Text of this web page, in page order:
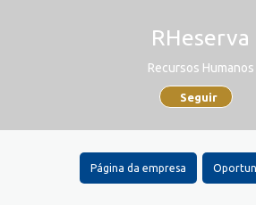
RHeserva
Recursos Humanos
Seguir
Página da empresa